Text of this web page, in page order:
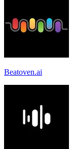
Beatoven.ai